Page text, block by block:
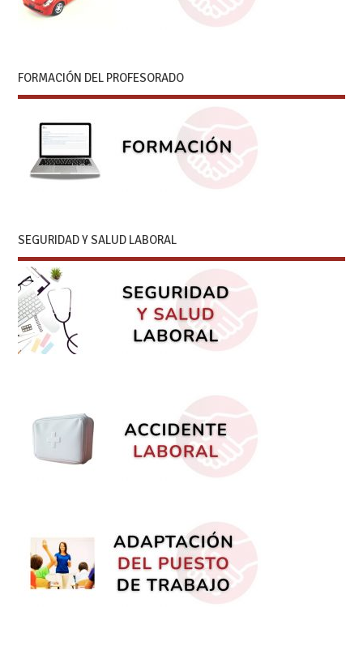
FORMACIÓN DEL PROFESORADO
SEGURIDAD Y SALUD LABORAL